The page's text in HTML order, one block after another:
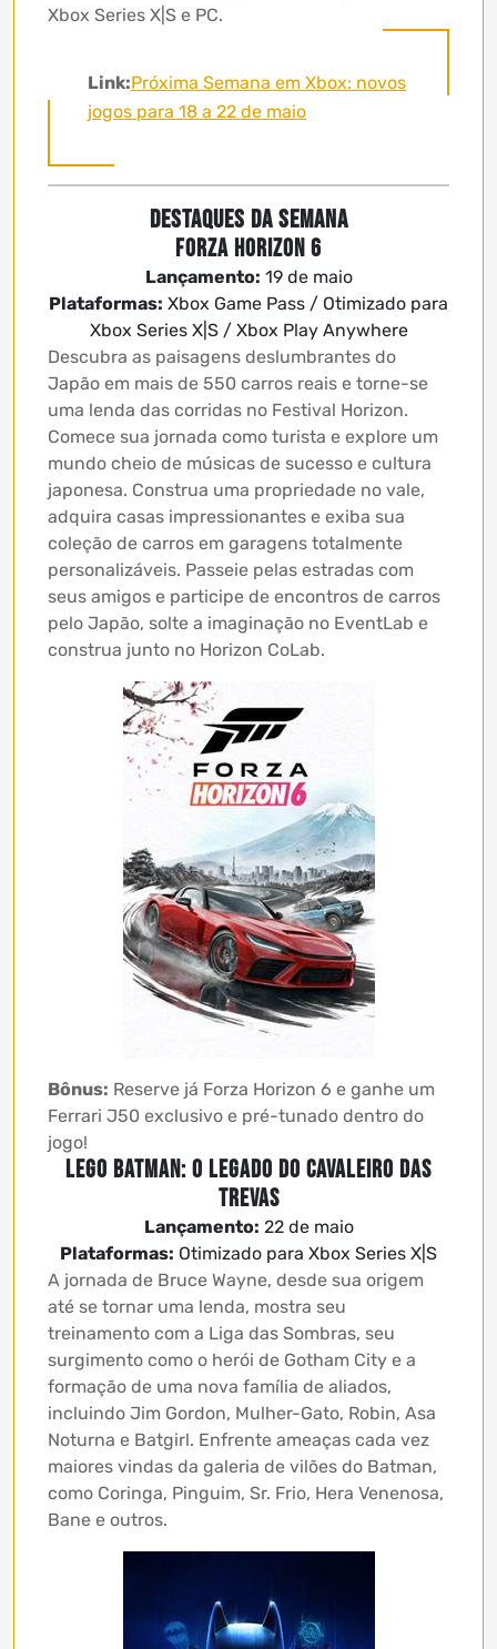
Xbox Series X|S e PC.
Link:Próxima Semana em Xbox: novos
jogos para 18 a 22 de maio
Destaques da Semana
Forza Horizon 6
Lançamento: 19 de maio
Plataformas: Xbox Game Pass / Otimizado para
Xbox Series X|S / Xbox Play Anywhere
Descubra as paisagens deslumbrantes do
Japão em mais de 550 carros reais e torne-se
uma lenda das corridas no Festival Horizon.
Comece sua jornada como turista e explore um
mundo cheio de músicas de sucesso e cultura
japonesa. Construa uma propriedade no vale,
adquira casas impressionantes e exiba sua
coleção de carros em garagens totalmente
personalizáveis. Passeie pelas estradas com
seus amigos e participe de encontros de carros
pelo Japão, solte a imaginação no EventLab e
construa junto no Horizon CoLab.
Bônus: Reserve já Forza Horizon 6 e ganhe um
Ferrari J50 exclusivo e pré-tunado dentro do
jogo!
LEGO Batman: O Legado do Cavaleiro das
Trevas
Lançamento: 22 de maio
Plataformas: Otimizado para Xbox Series X|S
A jornada de Bruce Wayne, desde sua origem
até se tornar uma lenda, mostra seu
treinamento com a Liga das Sombras, seu
surgimento como o herói de Gotham City e a
formação de uma nova família de aliados,
incluindo Jim Gordon, Mulher-Gato, Robin, Asa
Noturna e Batgirl. Enfrente ameaças cada vez
maiores vindas da galeria de vilões do Batman,
como Coringa, Pinguim, Sr. Frio, Hera Venenosa,
Bane e outros.